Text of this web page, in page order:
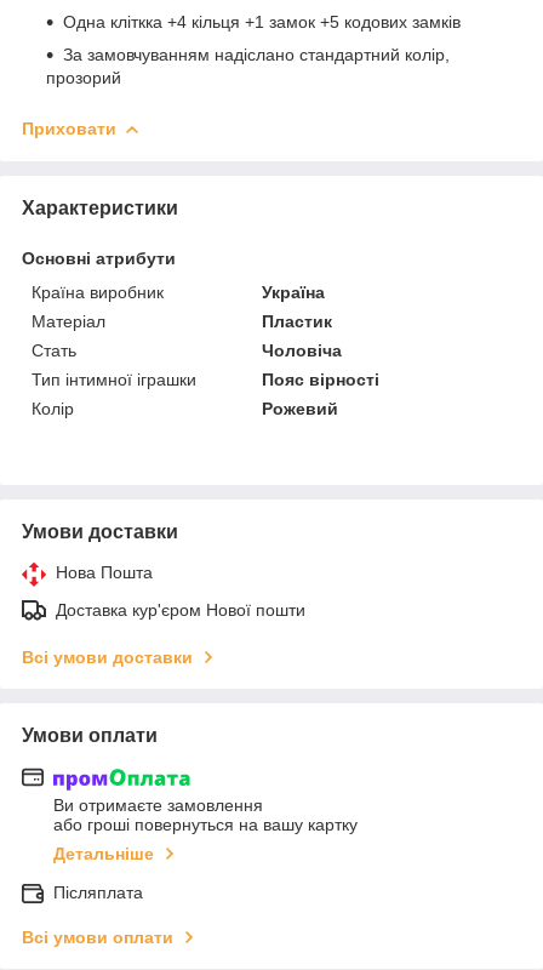
Одна кліткка +4 кільця +1 замок +5 кодових замків
За замовчуванням надіслано стандартний колір,
прозорий
Приховати
Характеристики
Основні атрибути
Країна виробник
Україна
Матеріал
Пластик
Стать
Чоловіча
Тип інтимної іграшки
Пояс вірності
Колір
Рожевий
Умови доставки
Нова Пошта
Доставка кур'єром Нової пошти
Всі умови доставки
Умови оплати
Ви отримаєте замовлення
або гроші повернуться на вашу картку
Детальніше
Післяплата
Всі умови оплати